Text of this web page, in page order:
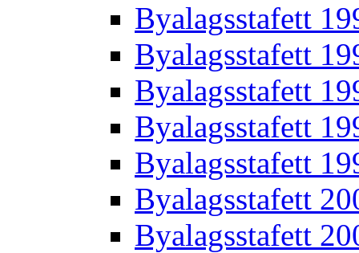
Byalagsstafett
Byalagsstafett
Byalagsstafett
Byalagsstafett
Byalagsstafett
Byalagsstafett
Byalagsstafett